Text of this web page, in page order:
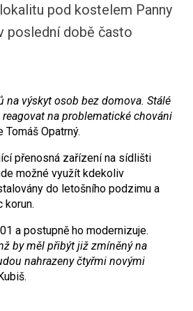
pod kostelem Panny
poslední době často
výskyt osob bez domova. Stálé
na problematické chování
Opatrný.
přenosná zařízení na sídlišti
možné využít kdekoliv
do letošního podzimu a
korun.
a postupně ho modernizuje.
by měl přibýt již zmíněný na
nahrazeny čtyřmi novými